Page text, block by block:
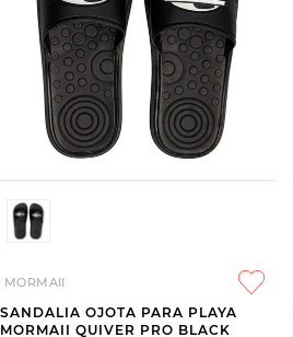
MORMAII
SANDALIA OJOTA PARA PLAYA
MORMAII QUIVER PRO BLACK